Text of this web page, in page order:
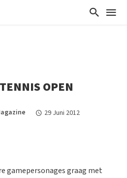
OPEN
29 Juni 2012
gamepersonages graag met